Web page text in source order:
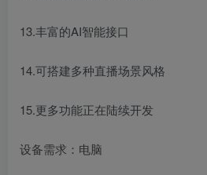
13.丰富的AI智能接口
14.可搭建多种直播场景风格
15.更多功能正在陆续开发
设备需求：电脑